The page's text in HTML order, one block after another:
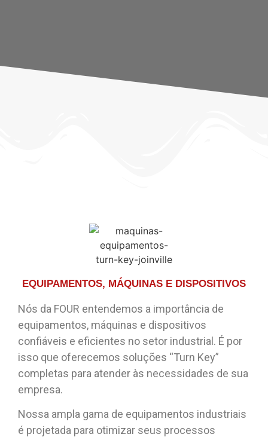
EQUIPAMENTOS, MÁQUINAS E DISPOSITIVOS
Nós da FOUR entendemos a importância de
equipamentos, máquinas e dispositivos
confiáveis e eficientes no setor industrial. É por
isso que oferecemos soluções “Turn Key”
completas para atender às necessidades de sua
empresa.
Nossa ampla gama de equipamentos industriais
é projetada para otimizar seus processos